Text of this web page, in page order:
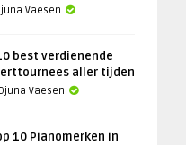
Vaesen
best verdienende
aller tijden
Djuna Vaesen
10 Pianomerken in